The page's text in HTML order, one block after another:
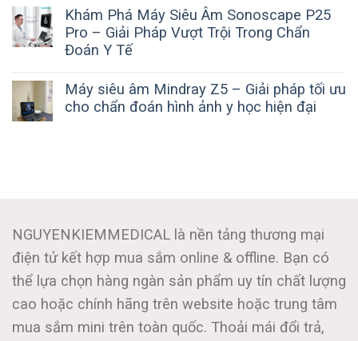
Khám Phá Máy Siêu Âm Sonoscape P25
Pro – Giải Pháp Vượt Trội Trong Chẩn
Đoán Y Tế
Máy siêu âm Mindray Z5 – Giải pháp tối ưu
cho chẩn đoán hình ảnh y học hiện đại
NGUYENKIEMMEDICAL là nền tảng thương mại
điện tử kết hợp mua sắm online & offline. Bạn có
thể lựa chọn hàng ngàn sản phẩm uy tín chất lượng
cao hoặc chính hãng trên website hoặc trung tâm
mua sắm mini trên toàn quốc. Thoải mái đổi trả,